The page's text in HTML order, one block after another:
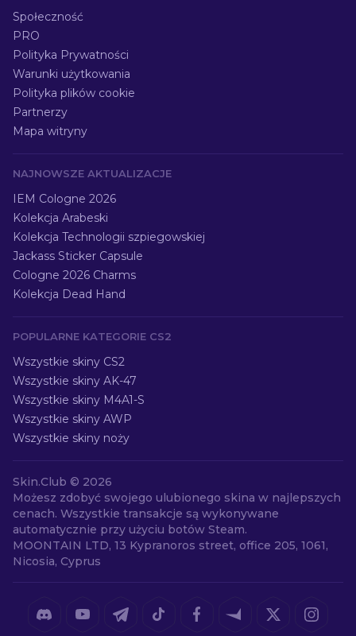
Społeczność
PRO
Polityka Prywatności
Warunki użytkowania
Polityka plików cookie
Partnerzy
Mapa witryny
NAJNOWSZE AKTUALIZACJE
IEM Cologne 2026
Kolekcja Arabeski
Kolekcja Technologii szpiegowskiej
Jackass Sticker Capsule
Cologne 2026 Charms
Kolekcja Dead Hand
POPULARNE KATEGORIE CS2
Wszystkie skiny CS2
Wszystkie skiny AK-47
Wszystkie skiny M4A1-S
Wszystkie skiny AWP
Wszystkie skiny noży
Skin.Club © 2026
Możesz zdobyć swojego ulubionego skina w najlepszych
cenach. Wszystkie transakcje są wykonywane
automatycznie przy użyciu botów Steam.
MOONTAIN LTD, 13 Kypranoros street, office 205, 1061,
Nicosia, Cyprus